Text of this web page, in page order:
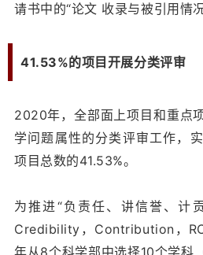
请书中的“论文 收录与被引用情况
41.53%的项目开展分类评审
2020年，全部面上项目和重点
学问题属性的分类评审工作，
项目总数的41.53%。
为推进“负责任、讲信誉、计
Credibility，Contribution，